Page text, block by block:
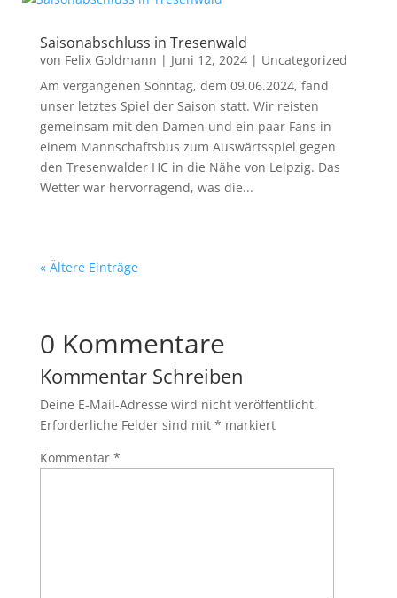
Saisonabschluss in Tresenwald
von Felix Goldmann | Juni 12, 2024| Uncategorized
Am vergangenen Sonntag, dem 09.06.2024, fand
unser letztes Spiel der Saison statt. Wir reisten
gemeinsam mit den Damen und ein paar Fans in
einem Mannschaftsbus zum Auswärtsspiel gegen
den Tresenwalder HC in die Nähe von Leipzig. Das
Wetter war hervorragend, was die...
« Ältere Einträge
0 Kommentare
Kommentar Schreiben
Deine E-Mail-Adresse wird nicht veröffentlicht.
Erforderliche Felder sind mit * markiert
Kommentar *